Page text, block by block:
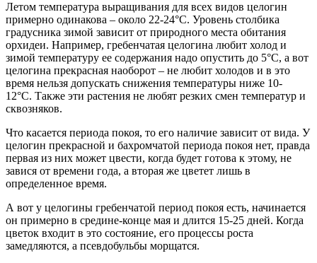
Летом температура выращивания для всех видов целогин
примерно одинакова – около 22-24°С. Уровень столбика
градусника зимой зависит от природного места обитания
орхидеи. Например, гребенчатая целогина любит холод и
зимой температуру ее содержания надо опустить до 5°С, а вот
целогина прекрасная наоборот – не любит холодов и в это
время нельзя допускать снижения температуры ниже 10-
12°С. Также эти растения не любят резких смен температур и
сквозняков.
Что касается периода покоя, то его наличие зависит от вида. У
целогин прекрасной и бахромчатой периода покоя нет, правда
первая из них может цвести, когда будет готова к этому, не
завися от времени года, а вторая же цветет лишь в
определенное время.
А вот у целогины гребенчатой период покоя есть, начинается
он примерно в средине-конце мая и длится 15-25 дней. Когда
цветок входит в это состояние, его процессы роста
замедляются, а псевдобульбы морщатся.